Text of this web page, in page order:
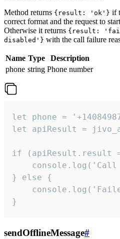
Method returns {result: 'ok'} if
correct format and the request to
Otherwise it returns {result:
disabled'} with the call failure
Name Type
Description
phone string Phone number
let phone =
let apiResult =
if (apiResult.result
} else {
}
sendOfflineMessage#